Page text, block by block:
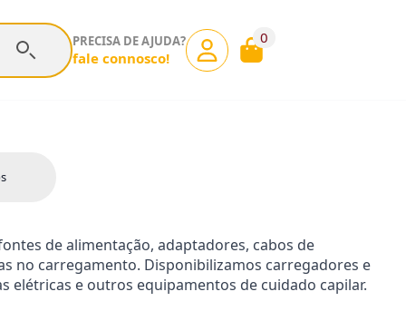
PRECISA DE AJUDA?
fale connosco!
0
de alimentação, adaptadores, cabos de
no carregamento. Disponibilizamos carregadores e
e outros equipamentos de cuidado capilar.